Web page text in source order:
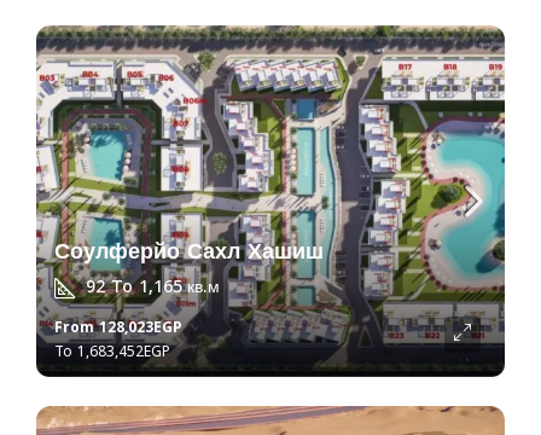
Соулферйо Сахл Хашиш
92 To 1,165кв.м
From128,023EGP
1,683,452EGP